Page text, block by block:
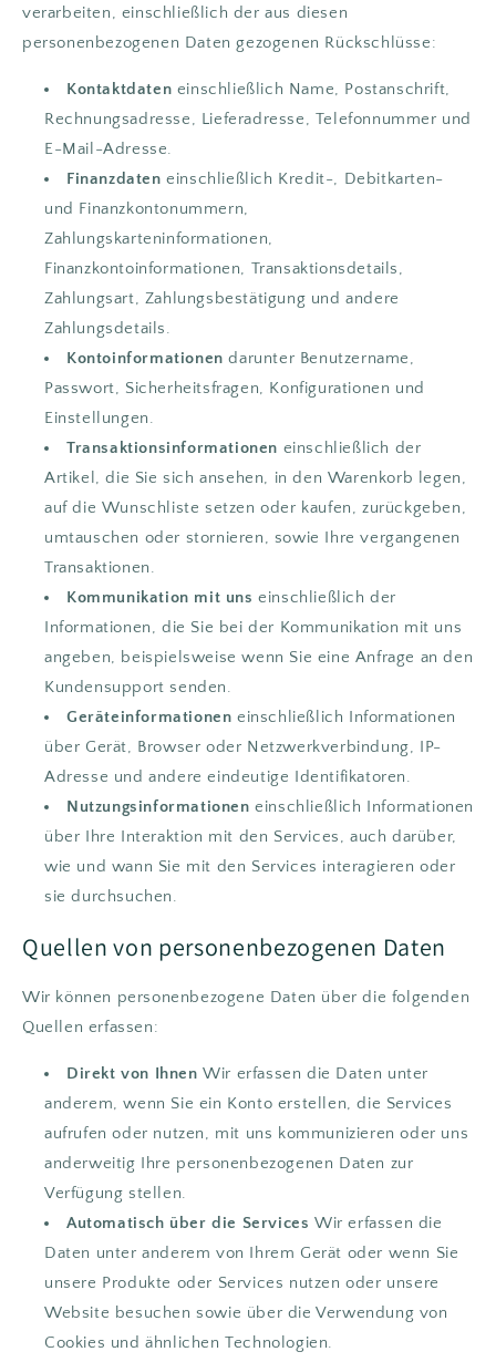
verarbeiten, einschließlich der aus diesen
personenbezogenen Daten gezogenen Rückschlüsse:
Kontaktdaten einschließlich Name, Postanschrift,
Rechnungsadresse, Lieferadresse, Telefonnummer und
E-Mail-Adresse.
Finanzdaten einschließlich Kredit-, Debitkarten-
und Finanzkontonummern,
Zahlungskarteninformationen,
Finanzkontoinformationen, Transaktionsdetails,
Zahlungsart, Zahlungsbestätigung und andere
Zahlungsdetails.
Kontoinformationen darunter Benutzername,
Passwort, Sicherheitsfragen, Konfigurationen und
Einstellungen.
Transaktionsinformationen einschließlich der
Artikel, die Sie sich ansehen, in den Warenkorb legen,
auf die Wunschliste setzen oder kaufen, zurückgeben,
umtauschen oder stornieren, sowie Ihre vergangenen
Transaktionen.
Kommunikation mit uns einschließlich der
Informationen, die Sie bei der Kommunikation mit uns
angeben, beispielsweise wenn Sie eine Anfrage an den
Kundensupport senden.
Geräteinformationen einschließlich Informationen
über Gerät, Browser oder Netzwerkverbindung, IP-
Adresse und andere eindeutige Identifikatoren.
Nutzungsinformationen einschließlich Informationen
über Ihre Interaktion mit den Services, auch darüber,
wie und wann Sie mit den Services interagieren oder
sie durchsuchen.
Quellen von personenbezogenen Daten
Wir können personenbezogene Daten über die folgenden
Quellen erfassen:
Direkt von Ihnen Wir erfassen die Daten unter
anderem, wenn Sie ein Konto erstellen, die Services
aufrufen oder nutzen, mit uns kommunizieren oder uns
anderweitig Ihre personenbezogenen Daten zur
Verfügung stellen.
Automatisch über die Services Wir erfassen die
Daten unter anderem von Ihrem Gerät oder wenn Sie
unsere Produkte oder Services nutzen oder unsere
Website besuchen sowie über die Verwendung von
Cookies und ähnlichen Technologien.